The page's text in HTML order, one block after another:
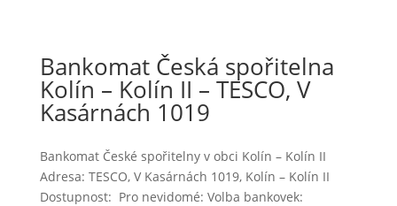
Bankomat Česká spořitelna
Kolín – Kolín II – TESCO, V
Kasárnách 1019
Bankomat České spořitelny v obci Kolín – Kolín II
Adresa: TESCO, V Kasárnách 1019, Kolín – Kolín II
Dostupnost: Pro nevidomé: Volba bankovek: